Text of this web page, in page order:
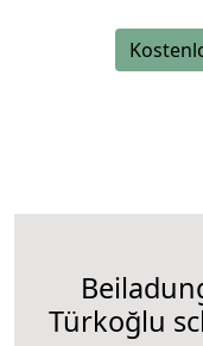
Türkoğlu